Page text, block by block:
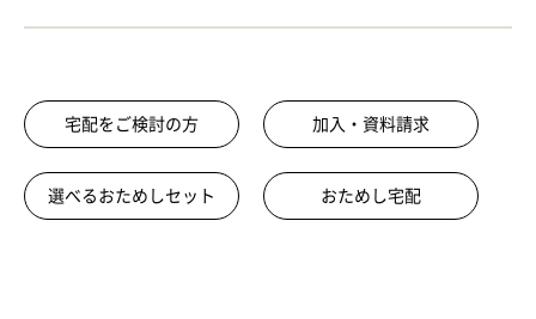
宅配をご検討の方 加入・資料請求
選べるおためしセット おためし宅配